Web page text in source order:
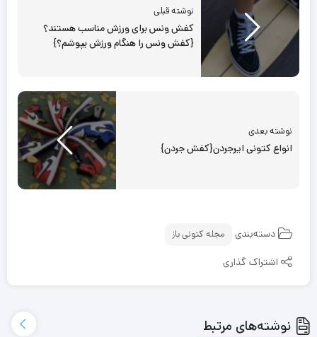
نوشته قبلی
کفش ونس برای ورزش مناسب هستند؟
{کفش ونس را هنگام ورزش بپوشم؟}
نوشته بعدی
انواع کتونی ایرجردن{کفش جردن}
دسته‌بندی مجله کتونی باز
اشتراک گذاری
نوشته‌های مرتبط